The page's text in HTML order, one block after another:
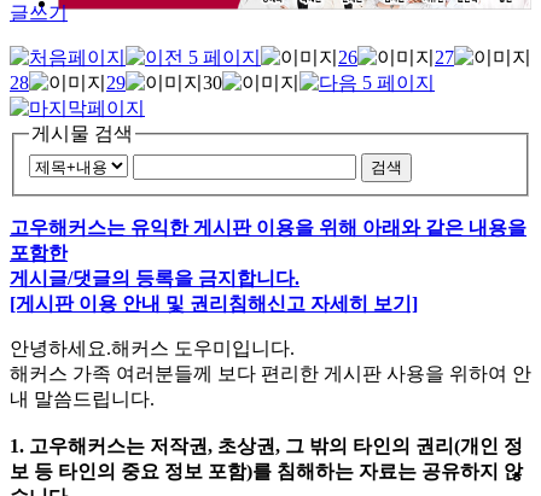
글쓰기
26
27
28
29 30
게시물 검색
검색
고우해커스는 유익한 게시판 이용을 위해 아래와 같은 내용을
포함한
게시글/댓글의 등록을 금지합니다.
[게시판 이용 안내 및 권리침해신고 자세히 보기]
안녕하세요.해커스 도우미입니다.
해커스 가족 여러분들께 보다 편리한 게시판 사용을 위하여 안
내 말씀드립니다.
1. 고우해커스는 저작권, 초상권, 그 밖의 타인의 권리(개인 정
보 등 타인의 중요 정보 포함)를 침해하는 자료는 공유하지 않